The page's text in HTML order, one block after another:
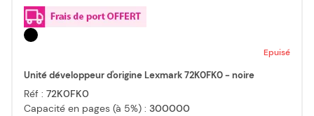
Epuisé
Unité développeur d'origine Lexmark 72K0FK0 - noire
Réf : 72K0FK0
Capacité en pages (à 5%) : 300000